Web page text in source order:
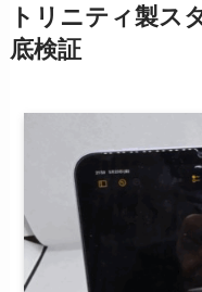
トリニティ製ス
底検証